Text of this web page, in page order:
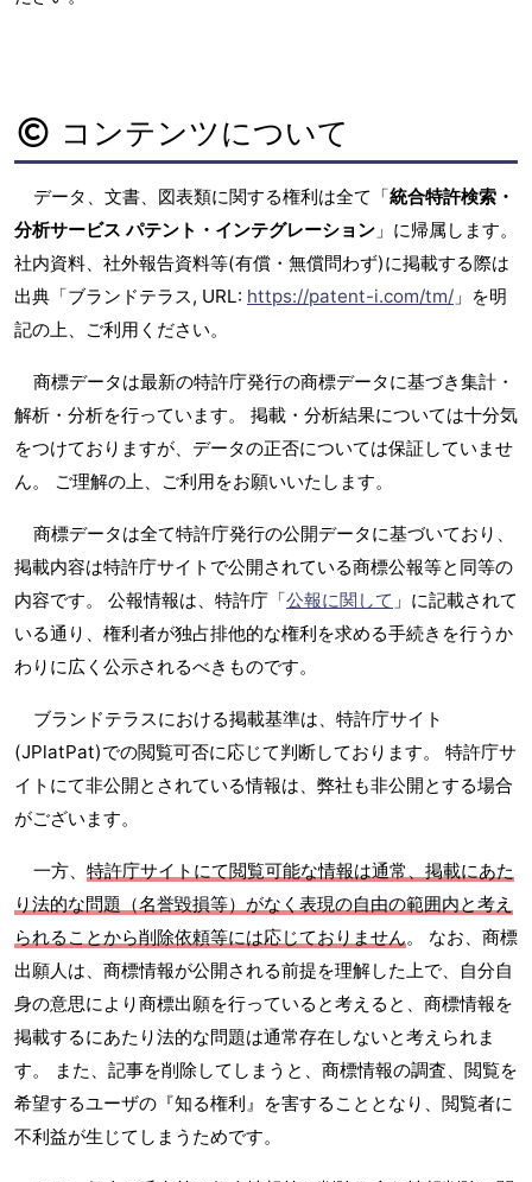
コンテンツについて
データ、文書、図表類に関する権利は全て「統合特許検索・
分析サービス パテント・インテグレーション 」に帰属します。
社内資料、社外報告資料等(有償・無償問わず)に掲載する際は
出典「ブランドテラス, URL: https://patent-i.com/tm/ 」を明
記の上、ご利用ください。
商標データは最新の特許庁発行の商標データに基づき集計・
解析・分析を行っています。 掲載・分析結果については十分気
をつけておりますが、データの正否については保証していませ
ん。 ご理解の上、ご利用をお願いいたします。
商標データは全て特許庁発行の公開データに基づいており、
掲載内容は特許庁サイトで公開されている商標公報等と同等の
内容です。 公報情報は、特許庁「公報に関して 」に記載されて
いる通り、権利者が独占排他的な権利を求める手続きを行うか
わりに広く公示されるべきものです。
ブランドテラスにおける掲載基準は、特許庁サイト
(JPlatPat)での閲覧可否に応じて判断しております。 特許庁サ
イトにて非公開とされている情報は、弊社も非公開とする場合
がございます。
一方、 特許庁サイトにて閲覧可能な情報は通常、掲載にあた
り法的な問題（名誉毀損等）がなく表現の自由の範囲内と考え
られることから削除依頼等には応じておりません。 なお、商標
出願人は、商標情報が公開される前提を理解した上で、自分自
身の意思により商標出願を行っていると考えると、商標情報を
掲載するにあたり法的な問題は通常存在しないと考えられま
す。 また、記事を削除してしまうと、商標情報の調査、閲覧を
希望するユーザの『知る権利』を害することとなり、閲覧者に
不利益が生じてしまうためです。